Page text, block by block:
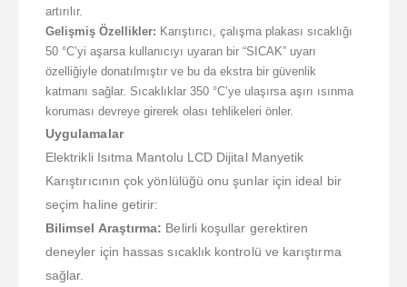
artırılır.
Gelişmiş Özellikler: Karıştırıcı, çalışma plakası sıcaklığı
50 °C’yi aşarsa kullanıcıyı uyaran bir “SICAK” uyarı
özelliğiyle donatılmıştır ve bu da ekstra bir güvenlik
katmanı sağlar. Sıcaklıklar 350 °C’ye ulaşırsa aşırı ısınma
koruması devreye girerek olası tehlikeleri önler.
Uygulamalar
Elektrikli Isıtma Mantolu LCD Dijital Manyetik
Karıştırıcının çok yönlülüğü onu şunlar için ideal bir
seçim haline getirir:
Bilimsel Araştırma: Belirli koşullar gerektiren
deneyler için hassas sıcaklık kontrolü ve karıştırma
sağlar.